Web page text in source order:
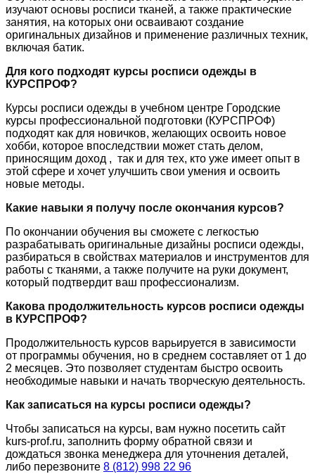
изучают основы росписи тканей, а также практические
занятия, на которых они осваивают создание
оригинальных дизайнов и применение различных техник,
включая батик.
Для кого подходят курсы росписи одежды в
КУРСПРОФ?
Курсы росписи одежды в учебном центре Городские
курсы профессиональной подготовки (КУРСПРОФ)
подходят как для новичков, желающих освоить новое
хобби, которое впоследствии может стать делом,
приносящим доход , так и для тех, кто уже имеет опыт в
этой сфере и хочет улучшить свои умения и освоить
новые методы.
Какие навыки я получу после окончания курсов?
По окончании обучения вы сможете с легкостью
разрабатывать оригинальные дизайны росписи одежды,
разбираться в свойствах материалов и инструментов для
работы с тканями, а также получите на руки документ,
который подтвердит ваш профессионализм.
Какова продолжительность курсов росписи одежды
в КУРСПРОФ?
Продолжительность курсов варьируется в зависимости
от программы обучения, но в среднем составляет от 1 до
2 месяцев. Это позволяет студентам быстро освоить
необходимые навыки и начать творческую деятельность.
Как записаться на курсы росписи одежды?
Чтобы записаться на курсы, вам нужно посетить сайт
kurs-prof.ru, заполнить форму обратной связи и
дождаться звонка менеджера для уточнения деталей,
либо перезвоните 8 (812) 998 22 96